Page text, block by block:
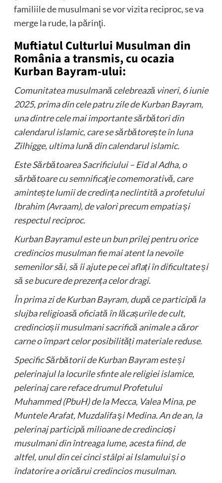
familiile de musulmani se vor vizita reciproc, se va
merge la rude, la părinţi.
Muftiatul Culturlui Musulman din
România a transmis, cu ocazia
Kurban Bayram-ului:
Comunitatea musulmană celebrează vineri, 6 iunie
2025, prima din cele patru zile de Kurban Bayram,
una dintre cele mai importante sărbători din
calendarul islamic, care se sărbătorește în luna
Zilhigge, ultima lună din calendarul islamic.
Este Sărbătoarea Sacrificiului – Eid al Adha, o
sărbătoare cu semnificaţie comemorativă, care
amintește lumii de credința neclintită a profetului
Ibrahim (Avraam), de valori precum empatia și
respectul reciproc.
Kurban Bayramul este un bun prilej pentru orice
credincios musulman fie mai atent la nevoile
semenilor săi, să îi ajute pe cei aflați în dificultate și
să se bucure de prezența celor dragi.
În prima zi de Kurban Bayram, după ce participă la
slujba religioasă oficiată în lăcașurile de cult,
credincioșii musulmani sacrifică animale a căror
carne o împart celor posibilități materiale reduse.
Specific Sărbătorii de Kurban Bayram este și
pelerinajul la locurile sfinte ale religiei islamice,
pelerinaj care reface drumul Profetului
Muhammed (PbuH) de la Mecca, Valea Mina, pe
Muntele Arafat, Muzdalifa şi Medina. An de an, la
pelerinaj participă milioane de credincioși
musulmani din întreaga lume, acesta fiind, de
altfel, unul din cei cinci stâlpi ai Islamului și o
îndatorire a oricărui credincios musulman.